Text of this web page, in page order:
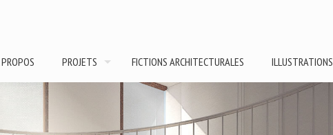
PROJETS FICTIONS ARCHITECTURALES ILLUSTRATIONS